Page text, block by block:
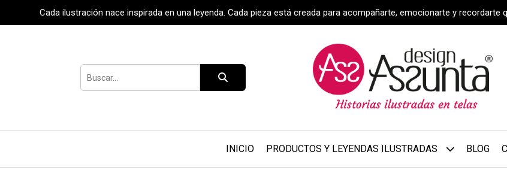
Cada ilustración nace inspirada en una leyenda. Cada pieza está creada para acompañarte, emocionarte y
INICIO PRODUCTOS Y LEYENDAS ILUSTRADAS BLOG